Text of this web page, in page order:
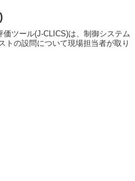
ツール(J-CLICS)は、制御システム
トの設問について現場担当者が取り